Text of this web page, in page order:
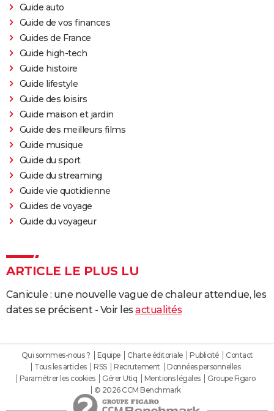
Guide auto
Guide de vos finances
Guides de France
Guide high-tech
Guide histoire
Guide lifestyle
Guide des loisirs
Guide maison et jardin
Guide des meilleurs films
Guide musique
Guide du sport
Guide du streaming
Guide vie quotidienne
Guides de voyage
Guide du voyageur
ARTICLE LE PLUS LU
Canicule : une nouvelle vague de chaleur attendue, les
dates se précisent - Voir les actualités
Qui sommes-nous ? Equipe Charte éditoriale Publicité
Contact
Tous les articles
RSS Recrutement
Données personnelles
Paramétrer les cookies
Gérer Utiq Mentions légales
Groupe Figaro
© 2026 CCM Benchmark